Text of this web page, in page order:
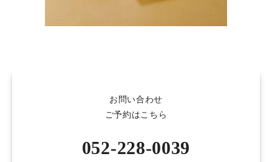
お問い合わせ
ご予約はこちら
052-228-0039